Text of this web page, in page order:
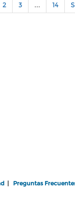
2 3 ... 14
Preguntas